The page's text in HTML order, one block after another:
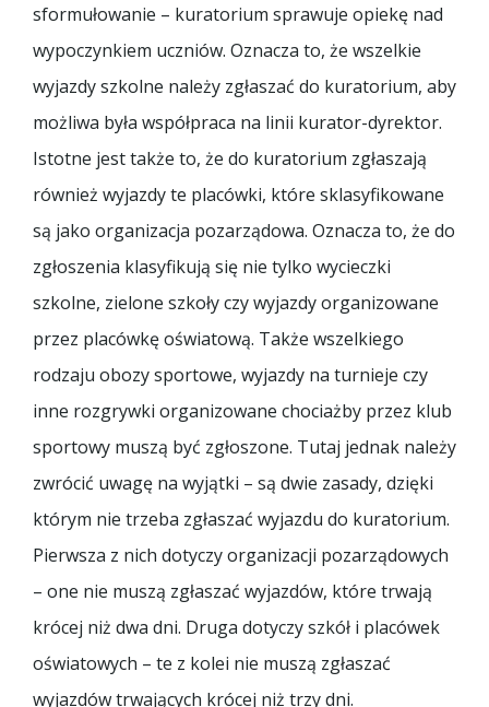
sformułowanie – kuratorium sprawuje opiekę nad
wypoczynkiem uczniów. Oznacza to, że wszelkie
wyjazdy szkolne należy zgłaszać do kuratorium, aby
możliwa była współpraca na linii kurator-dyrektor.
Istotne jest także to, że do kuratorium zgłaszają
również wyjazdy te placówki, które sklasyfikowane
są jako organizacja pozarządowa. Oznacza to, że do
zgłoszenia klasyfikują się nie tylko wycieczki
szkolne, zielone szkoły czy wyjazdy organizowane
przez placówkę oświatową. Także wszelkiego
rodzaju obozy sportowe, wyjazdy na turnieje czy
inne rozgrywki organizowane chociażby przez klub
sportowy muszą być zgłoszone. Tutaj jednak należy
zwrócić uwagę na wyjątki – są dwie zasady, dzięki
którym nie trzeba zgłaszać wyjazdu do kuratorium.
Pierwsza z nich dotyczy organizacji pozarządowych
– one nie muszą zgłaszać wyjazdów, które trwają
krócej niż dwa dni. Druga dotyczy szkół i placówek
oświatowych – te z kolei nie muszą zgłaszać
wyjazdów trwających krócej niż trzy dni.